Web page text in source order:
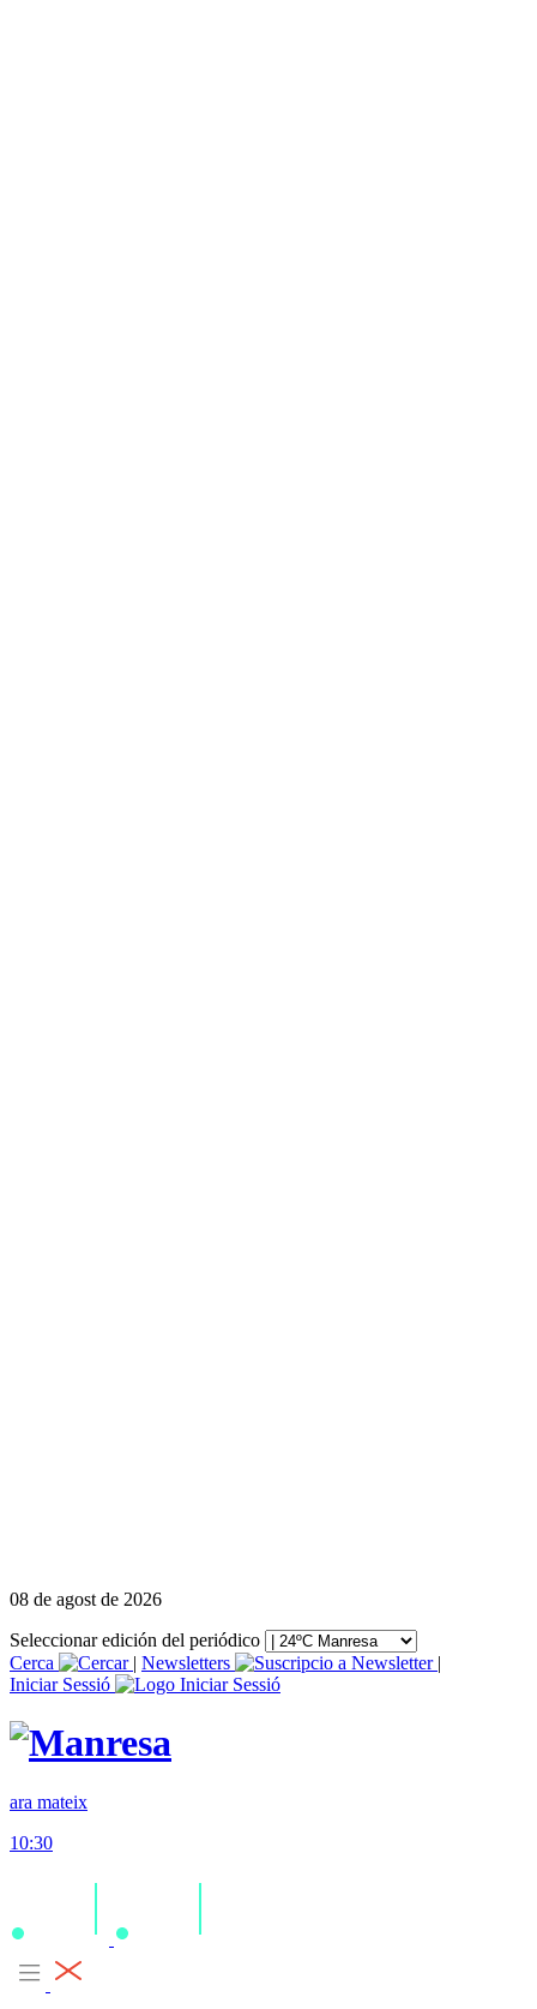
08 de agost de 2026
Seleccionar edición del periódico
Cerca
| Newsletters
|
Iniciar Sessió
ara mateix
10:30